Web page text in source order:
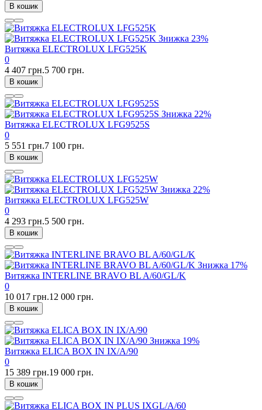
В кошик
Знижка 23%
Витяжка ELECTROLUX LFG525K
0
4 407 грн.5 700 грн.
В кошик
Знижка 22%
Витяжка ELECTROLUX LFG9525S
0
5 551 грн.7 100 грн.
В кошик
Знижка 22%
Витяжка ELECTROLUX LFG525W
0
4 293 грн.5 500 грн.
В кошик
Знижка 17%
Витяжка INTERLINE BRAVO BL A/60/GL/K
0
10 017 грн.12 000 грн.
В кошик
Знижка 19%
Витяжка ELICA BOX IN IX/A/90
0
15 389 грн.19 000 грн.
В кошик